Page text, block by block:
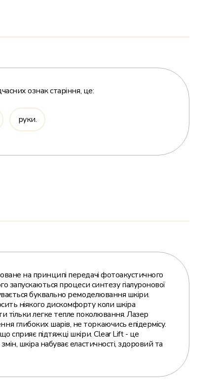
ознак старіння, це:
руки.
на принципі передачі фотоакустичного
запускаються процеси синтезу гіалуронової
буквально ремоделювання шкіри.
ніякого дискомфорту коли шкіра
тільки легке тепле поколювання. Лазер
глибоких шарів, не торкаючись епідермісу.
сприяє підтяжці шкіри. Clear Lift - це
шкіра набуває еластичності, здоровий та